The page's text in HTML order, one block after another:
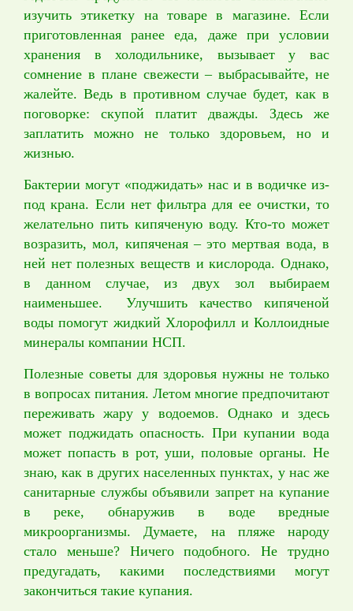
изучить этикетку на товаре в магазине. Если
приготовленная ранее еда, даже при условии
хранения в холодильнике, вызывает у вас
сомнение в плане свежести – выбрасывайте, не
жалейте. Ведь в противном случае будет, как в
поговорке: скупой платит дважды. Здесь же
заплатить можно не только здоровьем, но и
жизнью.
Бактерии могут «поджидать» нас и в водичке из-
под крана. Если нет фильтра для ее очистки, то
желательно пить кипяченую воду. Кто-то может
возразить, мол, кипяченая – это мертвая вода, в
ней нет полезных веществ и кислорода. Однако,
в данном случае, из двух зол выбираем
наименьшее. Улучшить качество кипяченой
воды помогут жидкий Хлорофилл и Коллоидные
минералы компании НСП.
Полезные советы для здоровья нужны не только
в вопросах питания. Летом многие предпочитают
переживать жару у водоемов. Однако и здесь
может поджидать опасность. При купании вода
может попасть в рот, уши, половые органы. Не
знаю, как в других населенных пунктах, у нас же
санитарные службы объявили запрет на купание
в реке, обнаружив в воде вредные
микроорганизмы. Думаете, на пляже народу
стало меньше? Ничего подобного. Не трудно
предугадать, какими последствиями могут
закончиться такие купания.